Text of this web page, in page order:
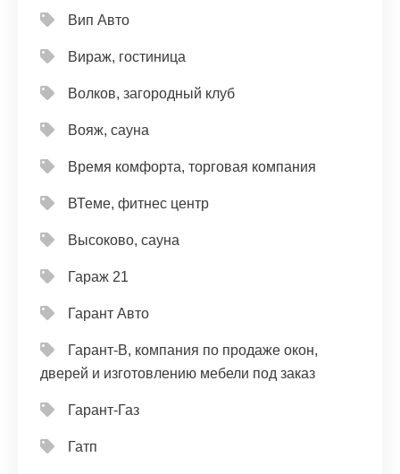
Вип Авто
Вираж, гостиница
Волков, загородный клуб
Вояж, сауна
Время комфорта, торговая компания
ВТеме, фитнес центр
Высоково, сауна
Гараж 21
Гарант Авто
Гарант-В, компания по продаже окон,
дверей и изготовлению мебели под заказ
Гарант-Газ
Гатп